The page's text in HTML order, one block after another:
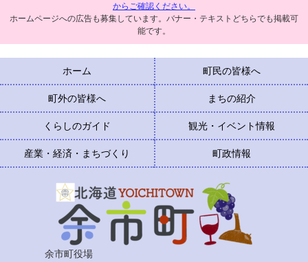
からご確認ください。
ホームページへの広告も募集しています。バナー・テキストどちらでも掲載可
能です。
ホーム 町民の皆様へ
町外の皆様へ まちの紹介
くらしのガイド 観光・イベント情報
産業・経済・まちづくり 町政情報
余市町役場